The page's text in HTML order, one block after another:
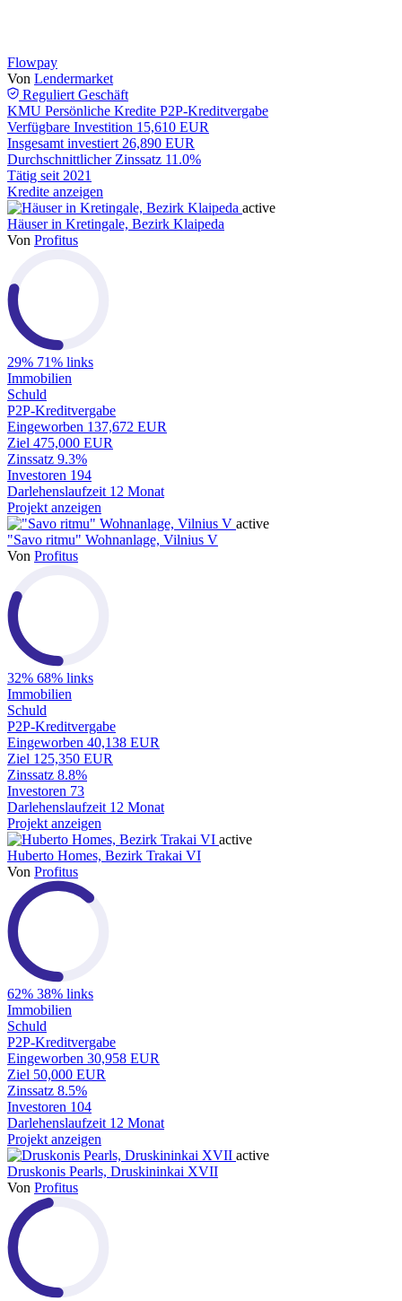
Flowpay
Von Lendermarket
ReguliertGeschäft
KMU Persönliche Kredite P2P-Kreditvergabe
Verfügbare Investition 15,610 EUR
Insgesamt investiert 26,890 EUR
Durchschnittlicher Zinssatz 11.0%
Tätig seit 2021
Kredite anzeigen
active
Häuser in Kretingale, Bezirk Klaipeda
Von Profitus
29% 71% links
Immobilien
Schuld
P2P-Kreditvergabe
Eingeworben 137,672 EUR
Ziel 475,000 EUR
Zinssatz 9.3%
Investoren 194
Darlehenslaufzeit 12 Monat
Projekt anzeigen
active
"Savo ritmu" Wohnanlage, Vilnius V
Von Profitus
32% 68% links
Immobilien
Schuld
P2P-Kreditvergabe
Eingeworben 40,138 EUR
Ziel 125,350 EUR
Zinssatz 8.8%
Investoren 73
Darlehenslaufzeit 12 Monat
Projekt anzeigen
active
Huberto Homes, Bezirk Trakai VI
Von Profitus
62% 38% links
Immobilien
Schuld
P2P-Kreditvergabe
Eingeworben 30,958 EUR
Ziel 50,000 EUR
Zinssatz 8.5%
Investoren 104
Darlehenslaufzeit 12 Monat
Projekt anzeigen
active
Druskonis Pearls, Druskininkai XVII
Von Profitus